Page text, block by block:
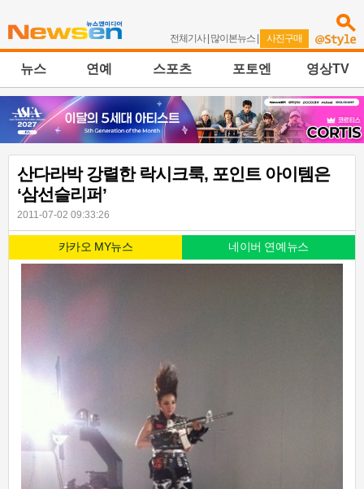
전체기사| 많이본뉴스 | 사진구매
뉴스 연예 스포츠 포토엔 영상TV
산다라박 강렬한 락시크룩, 포인트 아이템은
‘삼선슬리퍼’
2011-07-02 09:33:26
카카오 MY뉴스 네이버 연예뉴스